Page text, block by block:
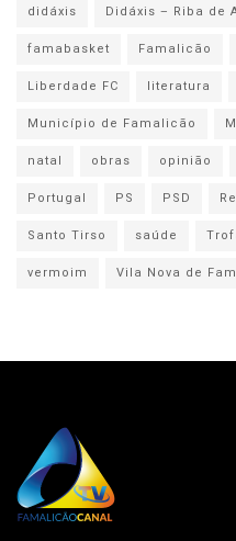
didáxis
Didáxis – Riba de
famabasket
Famalicão
Liberdade FC
literatura
Município de Famalicão
natal
obras opinião
Portugal
PS PSD
Santo Tirso
saúde
vermoim
Vila Nova de